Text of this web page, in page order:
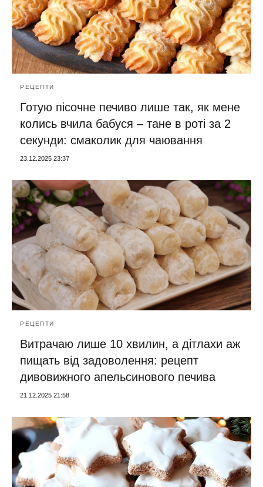
РЕЦЕПТИ
Готую пісочне печиво лише так, як мене
колись вчила бабуся – тане в роті за 2
секунди: смаколик для чаювання
23.12.2025 23:37
РЕЦЕПТИ
Витрачаю лише 10 хвилин, а дітлахи аж
пищать від задоволення: рецепт
дивовижного апельсинового печива
21.12.2025 21:58